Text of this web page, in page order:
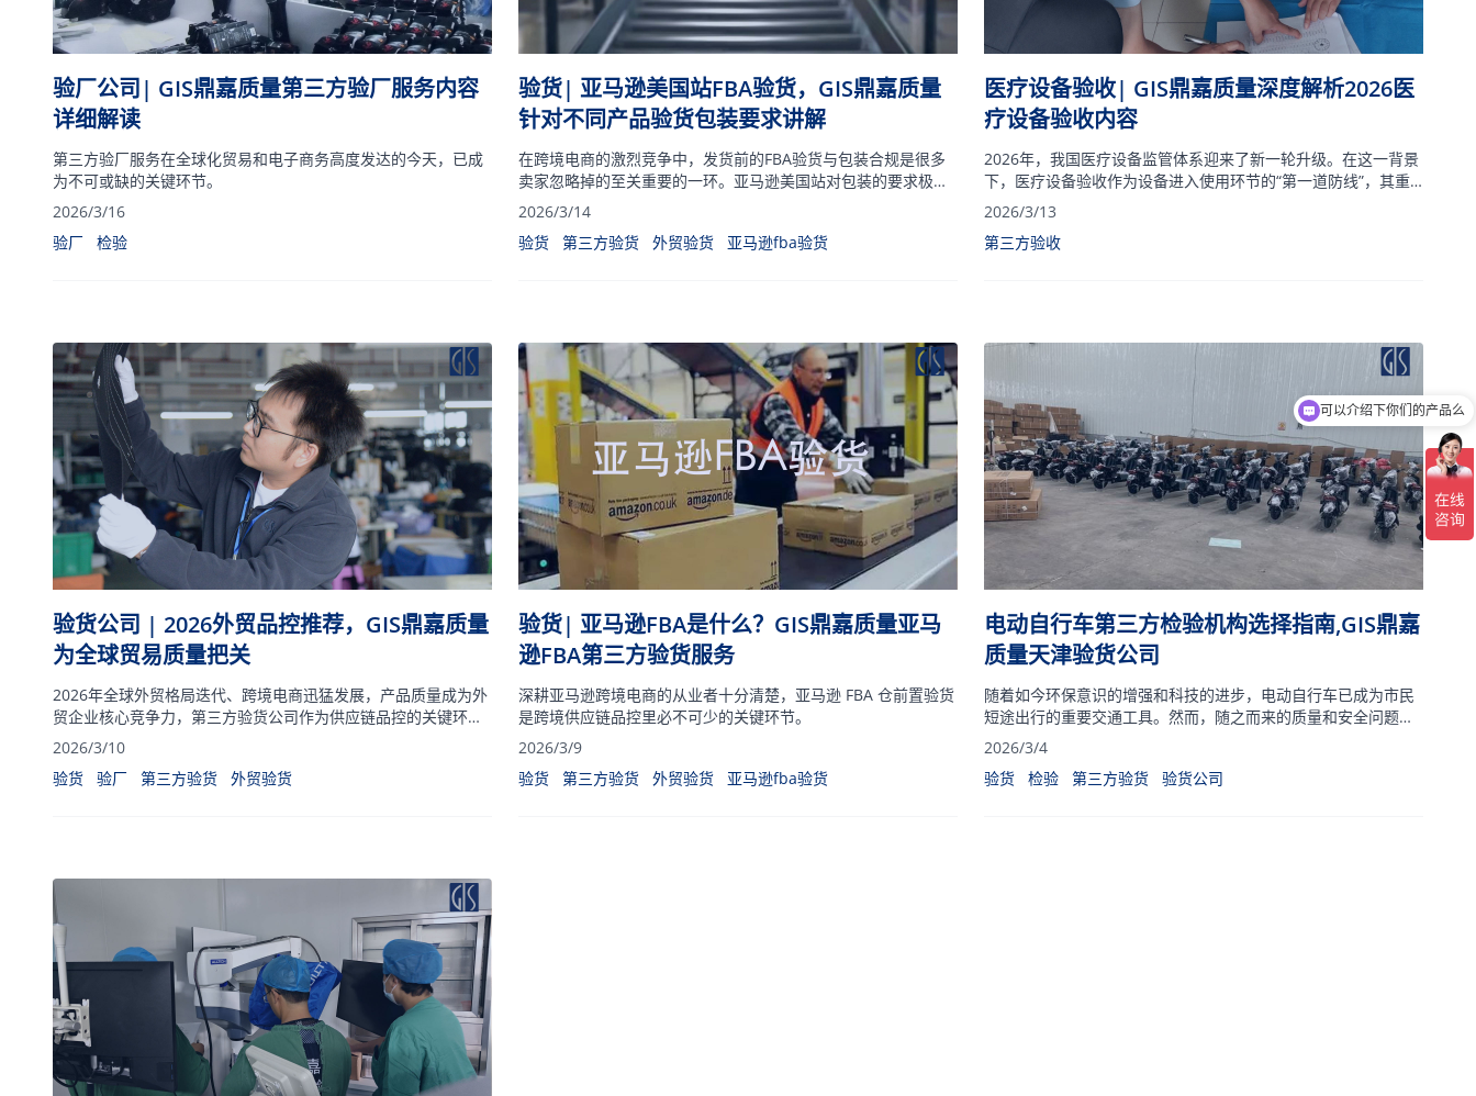
验厂公司| GIS鼎嘉质量第三方验厂服务内容
详细解读
第三方验厂服务在全球化贸易和电子商务高度发达的今天，已成
为不可或缺的关键环节。
2026/3/16
验厂
检验
验货| 亚马逊美国站FBA验货，GIS鼎嘉质量
针对不同产品验货包装要求讲解
在跨境电商的激烈竞争中，发货前的FBA验货与包装合规是很多
卖家忽略掉的至关重要的一环。亚马逊美国站对包装的要求极为
严苛，因包装不合格导致的拒收率高达15%。
2026/3/14
验货
第三方验货 外贸验货 亚马逊fba验货
医疗设备验收| GIS鼎嘉质量深度解析2026医
疗设备验收内容
2026年，我国医疗设备监管体系迎来了新一轮升级。在这一背景
下，医疗设备验收作为设备进入使用环节的“第一道防线”，其重
要性愈发凸显。
2026/3/13
第三方验收
验货公司 | 2026外贸品控推荐，GIS鼎嘉质量
为全球贸易质量把关
2026年全球外贸格局迭代、跨境电商迅猛发展，产品质量成为外
贸企业核心竞争力，第三方验货公司作为供应链品控的关键环
节，直接决定订单成败与企业长期发展。
2026/3/10
验货
验厂 第三方验货 外贸验货
验货| 亚马逊FBA是什么？GIS鼎嘉质量亚马
逊FBA第三方验货服务
深耕亚马逊跨境电商的从业者十分清楚，亚马逊 FBA 仓前置验货
是跨境供应链品控里必不可少的关键环节。
2026/3/9
验货
第三方验货 外贸验货 亚马逊fba验货
电动自行车第三方检验机构选择指南,GIS鼎嘉
质量天津验货公司
随着如今环保意识的增强和科技的进步，电动自行车已成为市民
短途出行的重要交通工具。然而，随之而来的质量和安全问题再
次成为焦点。
2026/3/4
验货
检验 第三方验货 验货公司
可以介绍下你们的产品么
你们是怎么收费的呢